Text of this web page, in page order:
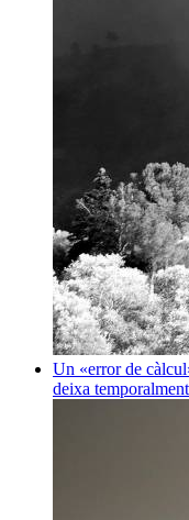
Un «error de
deixa